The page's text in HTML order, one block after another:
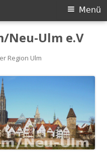
Neu-Ulm e.V
Region Ulm
Menü